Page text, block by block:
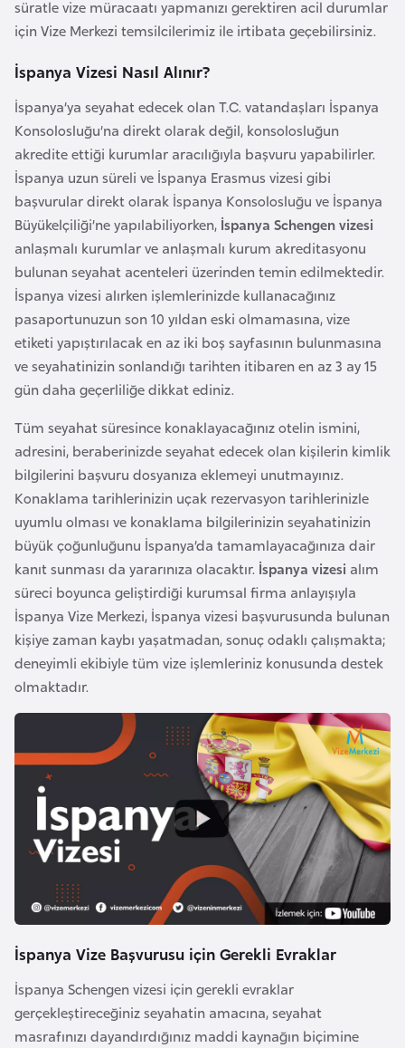
süratle vize müracaatı yapmanızı gerektiren acil durumlar
için Vize Merkezi temsilcilerimiz ile irtibata geçebilirsiniz.
İspanya Vizesi Nasıl Alınır?
İspanya’ya seyahat edecek olan T.C. vatandaşları İspanya
Konsolosluğu’na direkt olarak değil, konsolosluğun
akredite ettiği kurumlar aracılığıyla başvuru yapabilirler.
İspanya uzun süreli ve İspanya Erasmus vizesi gibi
başvurular direkt olarak İspanya Konsolosluğu ve İspanya
Büyükelçiliği’ne yapılabiliyorken, İspanya Schengen vizesi
anlaşmalı kurumlar ve anlaşmalı kurum akreditasyonu
bulunan seyahat acenteleri üzerinden temin edilmektedir.
İspanya vizesi alırken işlemlerinizde kullanacağınız
pasaportunuzun son 10 yıldan eski olmamasına, vize
etiketi yapıştırılacak en az iki boş sayfasının bulunmasına
ve seyahatinizin sonlandığı tarihten itibaren en az 3 ay 15
gün daha geçerliliğe dikkat ediniz.
Tüm seyahat süresince konaklayacağınız otelin ismini,
adresini, beraberinizde seyahat edecek olan kişilerin kimlik
bilgilerini başvuru dosyanıza eklemeyi unutmayınız.
Konaklama tarihlerinizin uçak rezervasyon tarihlerinizle
uyumlu olması ve konaklama bilgilerinizin seyahatinizin
büyük çoğunluğunu İspanya’da tamamlayacağınıza dair
kanıt sunması da yararınıza olacaktır. İspanya vizesi alım
süreci boyunca geliştirdiği kurumsal firma anlayışıyla
İspanya Vize Merkezi, İspanya vizesi başvurusunda bulunan
kişiye zaman kaybı yaşatmadan, sonuç odaklı çalışmakta;
deneyimli ekibiyle tüm vize işlemleriniz konusunda destek
olmaktadır.
İspanya Vize Başvurusu için Gerekli Evraklar
İspanya Schengen vizesi için gerekli evraklar
gerçekleştireceğiniz seyahatin amacına, seyahat
masrafınızı dayandırdığınız maddi kaynağın biçimine
c
a
B
a
h
r
e
y
n
B
a
n
g
l
d
ş
B
e
l
a
r
u
s
e
k
B
e
n